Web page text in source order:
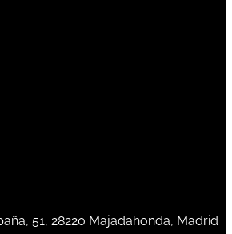
51, 28220 Majadahonda, Madrid